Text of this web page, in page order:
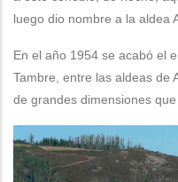
luego dio nombre a la aldea
En el año 1954 se acabó el
Tambre, entre las aldeas de
de grandes dimensiones